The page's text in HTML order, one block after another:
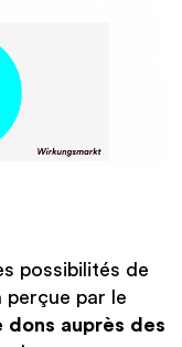
possibilités de
par le
auprès des